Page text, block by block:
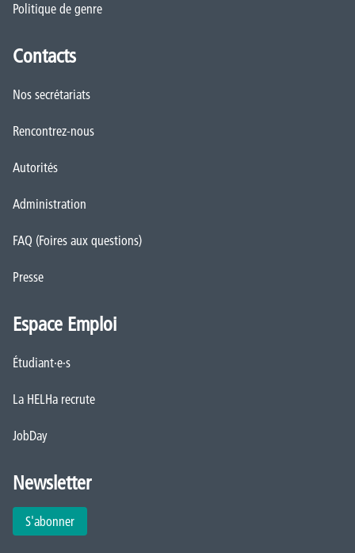
Politique de genre
Contacts
Nos secrétariats
Rencontrez-nous
Autorités
Administration
FAQ (Foires aux questions)
Presse
Espace Emploi
Étudiant·e·s
La HELHa recrute
JobDay
Newsletter
S'abonner